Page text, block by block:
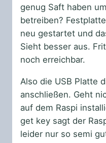
genug Saft haben
betreiben?
neu gestartet und
Sieht besser aus.
noch erreichbar.
Also die USB Platte
anschließen. Geht
auf dem Raspi
get key sagt der
leider nur so semi